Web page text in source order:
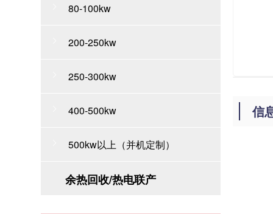
80-100kw
200-250kw
250-300kw
400-500kw
500kw以上（并机定制）
余热回收/热电联产
信